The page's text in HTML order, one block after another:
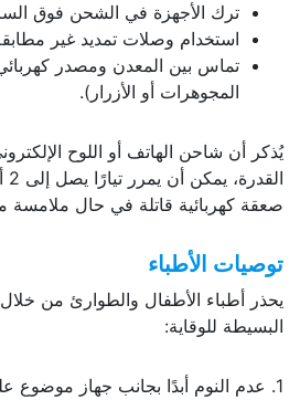
ترك الأجهزة في الشحن فوق
استخدام وصلات تمديد غير
تماس بين المعدن ومصدر
المجوهرات أو الأزرار).
يُذكر أن شاحن الهاتف أو اللوح
صعقة كهربائية قاتلة في حال ملامسة
توصيات الأطباء
يحذر أطباء الأطفال والطوارئ من
البسيطة للوقاية:
1. عدم النوم أبدًا بجانب جهاز موضوع